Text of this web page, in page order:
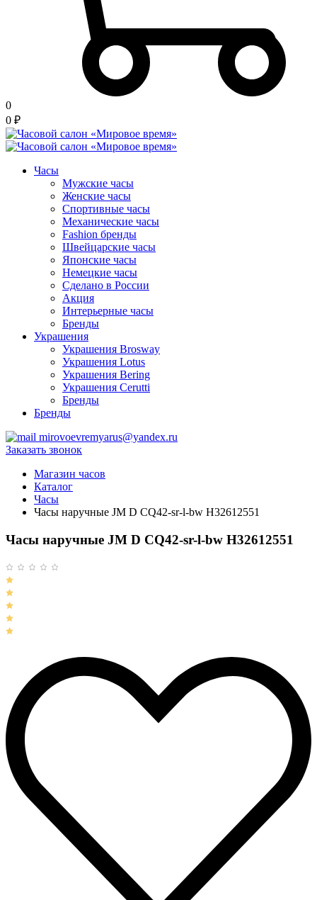
0
0 ₽
Часы
Мужские часы
Женские часы
Спортивные часы
Механические часы
Fashion бренды
Швейцарские часы
Японские часы
Немецкие часы
Сделано в России
Акция
Интерьерные часы
Бренды
Украшения
Украшения Brosway
Украшения Lotus
Украшения Bering
Украшения Cerutti
Бренды
Бренды
mirovoevremyarus@yandex.ru
Заказать звонок
Магазин часов
Каталог
Часы
Часы наручные JM D CQ42-sr-l-bw H32612551
Часы наручные JM D CQ42-sr-l-bw H32612551